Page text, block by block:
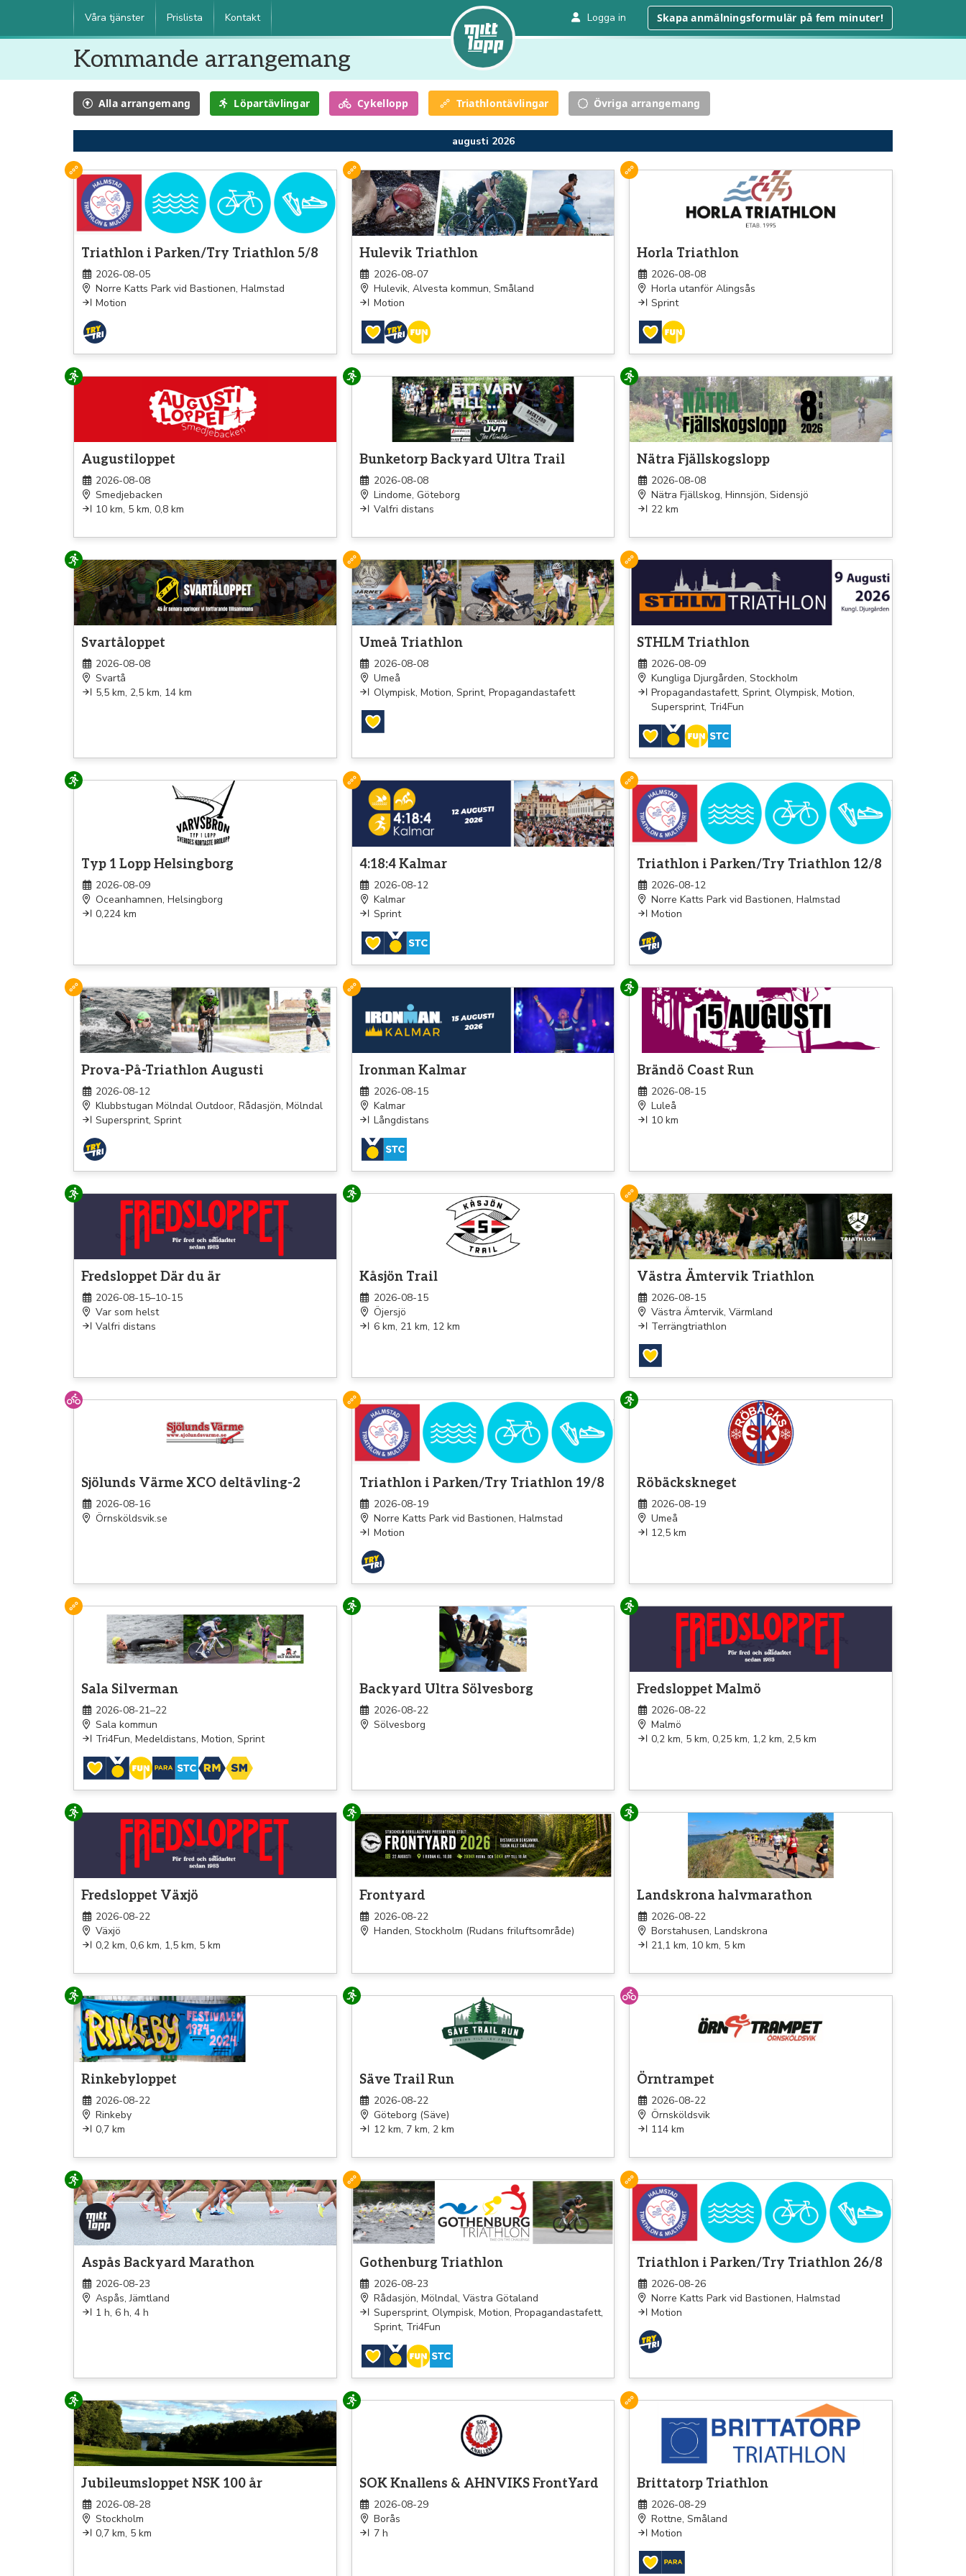
Våra tjänster Prislista Kontakt Logga in Skapa anmälningsformulär på fem minuter!
Kommande arrangemang
Alla arrangemang Löpartävlingar Cykellopp Triathlontävlingar Övriga arrangemang
augusti 2026
Triathlon
Triathlon i Parken/Try Triathlon 5/8
2026-08-05
Norre Katts Park vid Bastionen, Halmstad
Motion
Triathlon
Hulevik Triathlon
2026-08-07
Hulevik, Alvesta kommun, Småland
Motion
Triathlon
Horla Triathlon
2026-08-08
Horla utanför Alingsås
Sprint
Löpning
Augustiloppet
2026-08-08
Smedjebacken
10 km, 5 km, 0,8 km
Löpning
Bunketorp Backyard Ultra Trail
2026-08-08
Lindome, Göteborg
Valfri distans
Löpning
Nätra Fjällskogslopp
2026-08-08
Nätra Fjällskog, Hinnsjön, Sidensjö
22 km
Löpning
Svartåloppet
2026-08-08
Svartå
5,5 km, 2,5 km, 14 km
Triathlon
Umeå Triathlon
2026-08-08
Umeå
Olympisk, Motion, Sprint, Propagandastafett
Triathlon
STHLM Triathlon
2026-08-09
Kungliga Djurgården, Stockholm
Propagandastafett, Sprint, Olympisk, Motion,
Supersprint, Tri4Fun
Löpning
Typ 1 Lopp Helsingborg
2026-08-09
Oceanhamnen, Helsingborg
0,224 km
Triathlon
4:18:4 Kalmar
2026-08-12
Kalmar
Sprint
Triathlon
Triathlon i Parken/Try Triathlon 12/8
2026-08-12
Norre Katts Park vid Bastionen, Halmstad
Motion
Triathlon
Prova-På-Triathlon Augusti
2026-08-12
Klubbstugan Mölndal Outdoor, Rådasjön, Mölndal
Supersprint, Sprint
Triathlon
Ironman Kalmar
2026-08-15
Kalmar
Långdistans
Löpning
Brändö Coast Run
2026-08-15
Luleå
10 km
Löpning
Fredsloppet Där du är
2026-08-15–10-15
Var som helst
Valfri distans
Löpning
Kåsjön Trail
2026-08-15
Öjersjö
6 km, 21 km, 12 km
Triathlon
Västra Ämtervik Triathlon
2026-08-15
Västra Ämtervik, Värmland
Terrängtriathlon
Cykel
Sjölunds Värme XCO deltävling-2
2026-08-16
Örnsköldsvik.se
Triathlon
Triathlon i Parken/Try Triathlon 19/8
2026-08-19
Norre Katts Park vid Bastionen, Halmstad
Motion
Löpning
Röbäckskneget
2026-08-19
Umeå
12,5 km
Triathlon
Sala Silverman
2026-08-21–22
Sala kommun
Tri4Fun, Medeldistans, Motion, Sprint
Löpning
Backyard Ultra Sölvesborg
2026-08-22
Sölvesborg
Löpning
Fredsloppet Malmö
2026-08-22
Malmö
0,2 km, 5 km, 0,25 km, 1,2 km, 2,5 km
Löpning
Fredsloppet Växjö
2026-08-22
Växjö
0,2 km, 0,6 km, 1,5 km, 5 km
Löpning
Frontyard
2026-08-22
Handen, Stockholm (Rudans friluftsområde)
Löpning
Landskrona halvmarathon
2026-08-22
Borstahusen, Landskrona
21,1 km, 10 km, 5 km
Löpning
Rinkebyloppet
2026-08-22
Rinkeby
0,7 km
Löpning
Säve Trail Run
2026-08-22
Göteborg (Säve)
12 km, 7 km, 2 km
Cykel
Örntrampet
2026-08-22
Örnsköldsvik
114 km
Löpning
Aspås Backyard Marathon
2026-08-23
Aspås, Jämtland
1 h, 6 h, 4 h
Triathlon
Gothenburg Triathlon
2026-08-23
Rådasjön, Mölndal, Västra Götaland
Supersprint, Olympisk, Motion, Propagandastafett,
Sprint, Tri4Fun
Triathlon
Triathlon i Parken/Try Triathlon 26/8
2026-08-26
Norre Katts Park vid Bastionen, Halmstad
Motion
Löpning
Jubileumsloppet NSK 100 år
2026-08-28
Stockholm
0,7 km, 5 km
Löpning
SOK Knallens & AHNVIKS FrontYard
2026-08-29
Borås
7 h
Triathlon
Brittatorp Triathlon
2026-08-29
Rottne, Småland
Motion